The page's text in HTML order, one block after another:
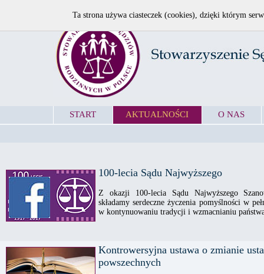
START AKTUALNOŚCI O NAS
100-lecia Sądu Najwyższego
Z okazji 100-lecia Sądu Najwyższego
składamy serdeczne życzenia pomyślności w
w kontynuowaniu tradycji i wzmacnianiu
Kontrowersyjna ustawa o zmianie
powszechnych
Ta strona używa ciasteczek (cookies), dzięki którym